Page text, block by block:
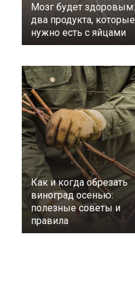
Мозг будет здоровым:
два продукта, которые
нужно есть с яйцами
Как и когда обрезать
виноград осенью:
полезные советы и
правила